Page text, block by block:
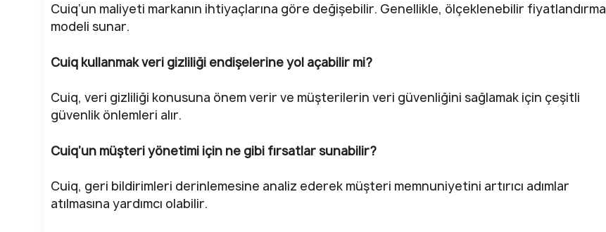
Cuiq’un maliyeti markanın ihtiyaçlarına göre değişebilir. Genellikle, ölçeklenebilir fiyatlandırma
modeli sunar.
Cuiq kullanmak veri gizliliği endişelerine yol açabilir mi?
Cuiq, veri gizliliği konusuna önem verir ve müşterilerin veri güvenliğini sağlamak için çeşitli
güvenlik önlemleri alır.
Cuiq’un müşteri yönetimi için ne gibi fırsatlar sunabilir?
Cuiq, geri bildirimleri derinlemesine analiz ederek müşteri memnuniyetini artırıcı adımlar
atılmasına yardımcı olabilir.